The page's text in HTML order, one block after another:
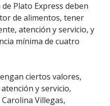
Plato Express deben
de alimentos, tener
atención y servicio, y
mínima de cuatro
ciertos valores,
y servicio,
Villegas,